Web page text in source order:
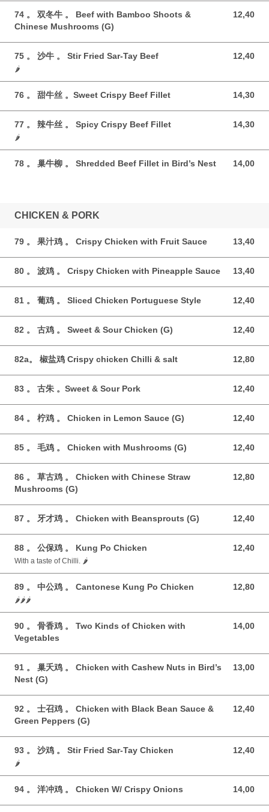
74 。 双冬牛 。 Beef with Bamboo Shoots &
Chinese Mushrooms (G)
12,40
12,40 GBP
75 。 沙牛 。 Stir Fried Sar-Tay Beef 12,40
12,40 GBP
🌶️
76 。 甜牛丝 。Sweet Crispy Beef Fillet 14,30
14,30 GBP
77 。 辣牛丝 。 Spicy Crispy Beef Fillet 14,30
14,30 GBP
🌶️
78 。 巢牛柳 。 Shredded Beef Fillet in Bird’s Nest 14,00
14,00 GBP
CHICKEN & PORK
79 。 果汁鸡 。 Crispy Chicken with Fruit Sauce 13,40
13,40 GBP
80 。 波鸡 。 Crispy Chicken with Pineapple Sauce 13,40
13,40 GBP
81 。 葡鸡 。 Sliced Chicken Portuguese Style 12,40
12,40 GBP
82 。 古鸡 。 Sweet & Sour Chicken (G) 12,40
12,40 GBP
82a。 椒盐鸡 Crispy chicken Chilli & salt 12,80
12,80 GBP
83 。 古朱 。Sweet & Sour Pork 12,40
12,40 GBP
84 。 柠鸡 。 Chicken in Lemon Sauce (G) 12,40
12,40 GBP
85 。 毛鸡 。 Chicken with Mushrooms (G) 12,40
12,40 GBP
86 。 草古鸡 。 Chicken with Chinese Straw
Mushrooms (G)
12,80
12,80 GBP
87 。 牙才鸡 。 Chicken with Beansprouts (G) 12,40
12,40 GBP
88 。 公保鸡 。 Kung Po Chicken 12,40
12,40 GBP
With a taste of Chilli. 🌶️
89 。 中公鸡 。 Cantonese Kung Po Chicken 12,80
12,80 GBP
🌶️🌶️🌶️
90 。 骨香鸡 。 Two Kinds of Chicken with
Vegetables
14,00
14,00 GBP
91 。 巢夭鸡 。 Chicken with Cashew Nuts in Bird’s
Nest (G)
13,00
13,00 GBP
92 。 士召鸡 。 Chicken with Black Bean Sauce &
Green Peppers (G)
12,40
12,40 GBP
93 。 沙鸡 。 Stir Fried Sar-Tay Chicken 12,40
12,40 GBP
🌶️
94 。 洋冲鸡 。 Chicken W/ Crispy Onions 14,00
14,00 GBP